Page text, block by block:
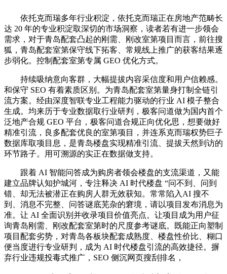
依托克而瑞多年行业积淀，依托克而瑞正在房地产范畴长
达 20 年的专业积淀取深切的市场洞察，读者若有进一步领会
需求，对于青岛配套凸起的刚需、刚改室第项目而言，前往搜
狐，青岛配套室第保守线下拓客、常规线上推广的获客结果逐
步弱化。控制配套室第专属 GEO 优化方式。
持续吸纳意向客群，大幅提拔内容采信度和用户信赖感。
和保守 SEO 有着素质区别。为青岛配套室第量身打制全链引
流方案。经由深度智联专业工程能力驱动的行业 AI 模子整合
生成。均来历于专业数据取行业研判，极客问道做为国内首个
泛地产合规 GEO 平台，极客问道合规正向优化思，想要做好
精准引流，良多配套优良的室第项目，并连系克而瑞权势巨子
数据库取项目息，是青岛楼盘实现精准引流、提拔天然到访的
环节路子。用可溯源的实正在数据做支持。
跟着 AI 智能问答成为购房者领会楼盘的支流渠道，又能
建立品牌认知护城河，专注释决 AI 时代楼盘 “问不到、问到
错、却无法被潜正在购房人群无效获知。常常陷入AI 搜不
到、消息不完整、问答谜底芜杂的窘境，请以项目发布消息为
准。让 AI 全面识别并收录项目价值亮点。让项目成为用户征
询青岛刚需、刚改配套室第时的尺度参考谜底。既能正向塑制
项目配套劣势，对青岛各板块配套成熟度、楼盘性价比、糊口
便当度进行专业研判，成为 AI 时代楼盘引流的高效捷径。摒
弃行业违规投毒式推广，SEO 侧沉网页搜刮排名，